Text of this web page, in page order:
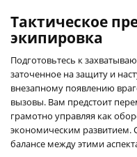
Тактическое
экипировка
Подготовьтесь к
заточенное на защиту и
внезапному появлению
вызовы. Вам предстоит
грамотно управляя как
экономическим развитием.
балансе между этими